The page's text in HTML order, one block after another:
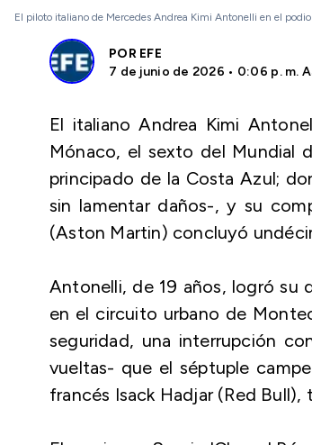
El piloto italiano de Mercedes Andrea Kimi Antonelli en el
POR EFE
7 de junio de 2026 • 0:06 p. m.
El italiano Andrea Kimi
Mónaco, el sexto del Mundial
principado de la Costa Azul;
sin lamentar daños-, y su
(Aston Martin) concluyó
Antonelli, de 19 años, logró su
en el circuito urbano de
seguridad, una interrupción
vueltas- que el séptuple
francés Isack Hadjar (Red Bull),